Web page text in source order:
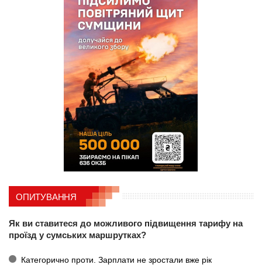
ОПИТУВАННЯ
Як ви ставитеся до можливого підвищення тарифу на
проїзд у сумських маршрутках?
Категорично проти. Зарплати не зростали вже рік